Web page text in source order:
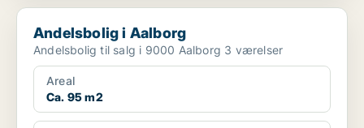
Andelsbolig i Aalborg
Andelsbolig i Aalborg
Andelsbolig til salg i 9000 Aalborg 3 værelser
Areal
Ca. 95 m2